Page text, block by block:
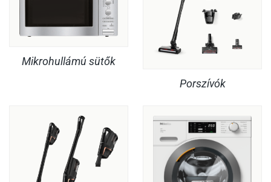
Mikrohullámú sütők
Porszívók